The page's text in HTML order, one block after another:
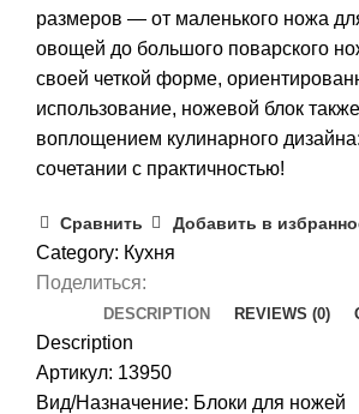
размеров — от маленького ножа
овощей до большого поварского
своей четкой форме,
использование, ножевой блок
воплощением кулинарного
сочетании с практичностью!
Сравнить Добавить в
Category: Кухня
Поделиться:
DESCRIPTION REVIEWS (0)
Description
Артикул: 13950
Вид/Назначение: Блоки для ножей